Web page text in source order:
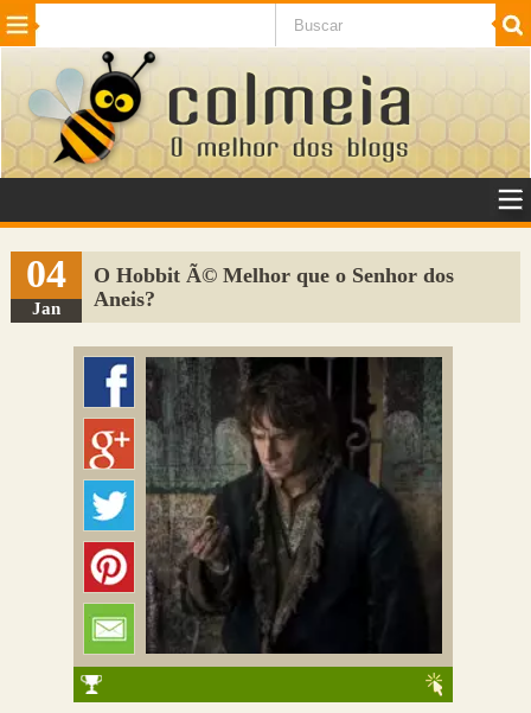
Beleza Cinema e TV
Internet Jogos NotÃ­cias SaÃºde
VeÃ­culos Adulto
Sugerir Link
Adicionar Blog
Colmeia Exchange
Perguntas Frequentes
04
Jan
O Hobbit Ã© Melhor que o Senhor dos
Aneis?